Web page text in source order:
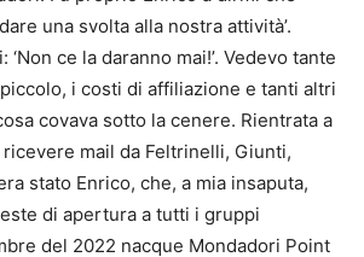
una svolta alla nostra attività’.
ce la daranno mai!’. Vedevo tante
i costi di affiliazione e tanti altri
covava sotto la cenere. Rientrata a
mail da Feltrinelli, Giunti,
stato Enrico, che, a mia insaputa,
di apertura a tutti i gruppi
del 2022 nacque Mondadori Point